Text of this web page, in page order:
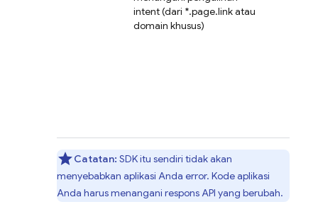
intent (dari *.page.link atau
domain khusus)
Catatan: SDK itu sendiri tidak akan
menyebabkan aplikasi Anda error. Kode aplikasi
Anda harus menangani respons API yang berubah.